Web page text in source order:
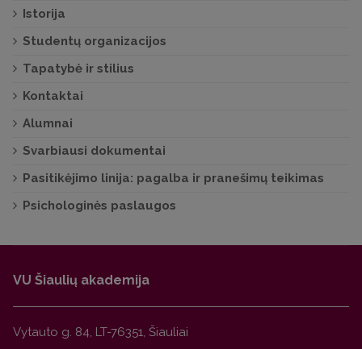
Istorija
Studentų organizacijos
Tapatybė ir stilius
Kontaktai
Alumnai
Svarbiausi dokumentai
Pasitikėjimo linija: pagalba ir pranešimų teikimas
Psichologinės paslaugos
VU Šiaulių akademija
Vytauto g. 84, LT-76351, Šiauliai